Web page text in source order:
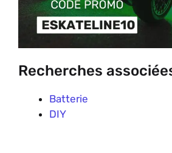
Recherches
Batterie
DIY